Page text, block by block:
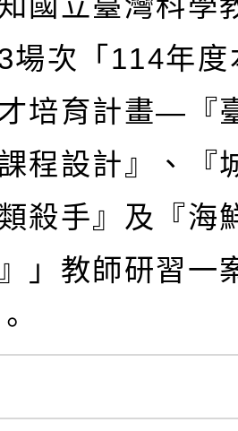
場次「114年度
培育計畫—『
程設計』、『
殺手』及『海
」教師研習一